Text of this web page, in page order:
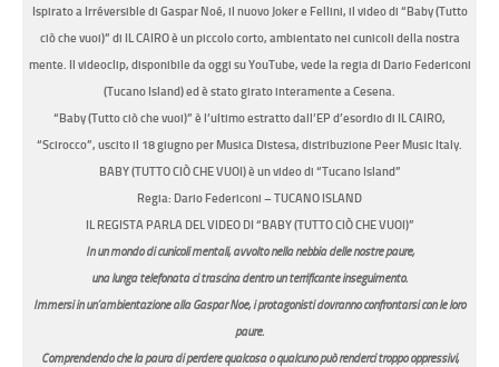
Ispirato a Irréversible di Gaspar Noé, il nuovo Joker e Fellini, il video di “Baby (Tutto
ciò che vuoi)” di IL CAIRO è un piccolo corto, ambientato nei cunicoli della nostra
mente. Il videoclip, disponibile da oggi su YouTube, vede la regia di Dario Federiconi
(Tucano Island) ed è stato girato interamente a Cesena.
“Baby (Tutto ciò che vuoi)” è l’ultimo estratto dall’EP d’esordio di IL CAIRO,
“Scirocco”, uscito il 18 giugno per Musica Distesa, distribuzione Peer Music Italy.
BABY (TUTTO CIÒ CHE VUOI) è un video di “Tucano Island”
Regia: Dario Federiconi – TUCANO ISLAND
IL REGISTA PARLA DEL VIDEO DI “BABY (TUTTO CIÒ CHE VUOI)”
In un mondo di cunicoli mentali, avvolto nella nebbia delle nostre paure,
una lunga telefonata ci trascina dentro un terrificante inseguimento.
Immersi in un’ambientazione alla Gaspar Noe, i protagonisti dovranno confrontarsi con le loro
paure.
Comprendendo che la paura di perdere qualcosa o qualcuno può renderci troppo oppressivi,